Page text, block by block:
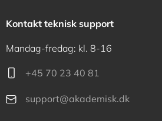
Kontakt teknisk support
Mandag-fredag: kl. 8-16
+45 70 23 40 81
support@akademisk.dk